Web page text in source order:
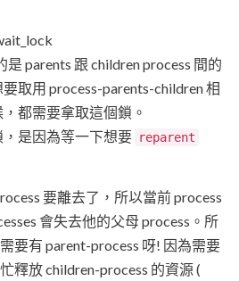
是 parents 跟 children process 間的
取用 process-parents-children 相
都需要拿取這個鎖。
是因為等一下想要 reparent
要離去了，所以當前 process
會失去他的父母 process。所
要有 parent-process 呀! 因為需要
釋放 children-process 的資源 (